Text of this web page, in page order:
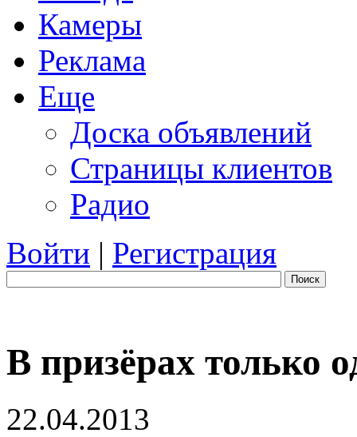
Камеры
Реклама
Еще
Доска объявлений
Страницы клиентов
Радио
Войти | Регистрация
Поиск
В призёрах только
22.04.2013